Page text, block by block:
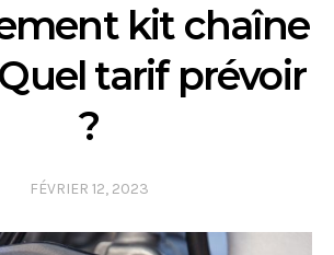
kit chaîne
tarif prévoir
?
FÉVRIER 12, 2023